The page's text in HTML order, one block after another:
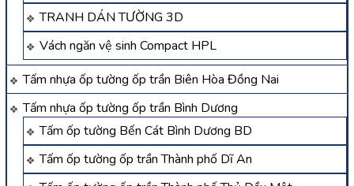
TRANH DÁN TƯỜNG 3D
Vách ngăn vệ sinh Compact HPL
Tấm nhựa ốp tường ốp trần Biên Hòa Đồng Nai
Tấm nhựa ốp tường ốp trần Bình Dương
Tấm ốp tường Bến Cát Bình Dương BD
Tấm ốp tường ốp trần Thành phố Dĩ An